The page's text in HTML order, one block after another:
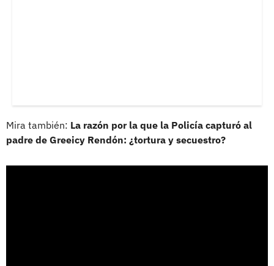
Mira también: La razón por la que la Policía capturó al
padre de Greeicy Rendón: ¿tortura y secuestro?